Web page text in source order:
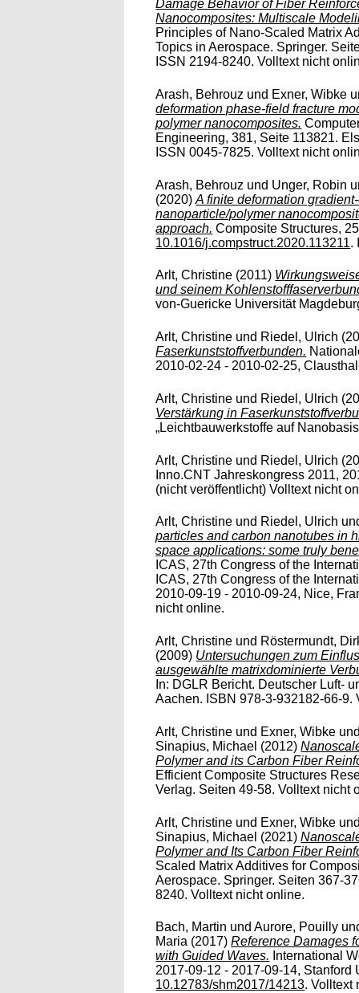
Damage Behavior of Fiber
Nanocomposites: Multiscale
Principles of Nano-Scaled Matrix
Topics in Aerospace. Springer.
ISSN 2194-8240. Volltext nicht
Arash, Behrouz und Exner, Wibke
deformation phase-field fracture
polymer nanocomposites.
Engineering, 381, Seite 113821.
ISSN 0045-7825. Volltext nicht
Arash, Behrouz und Unger, Robin
(2020)A finite deformation
nanoparticle/polymer
approach. Composite Structures,
10.1016/j.compstruct.2020.113211.
Arlt, Christine (2011)
und seinem
von-Guericke Universität
Arlt, Christine und Riedel, Ulrich
Faserkunststoffverbunden.
2010-02-24 - 2010-02-25,
Arlt, Christine und Riedel, Ulrich
Verstärkung in
„Leichtbauwerkstoffe auf
Arlt, Christine und Riedel, Ulrich
Inno.CNT Jahreskongress 2011,
(nicht veröffentlicht) Volltext nicht
Arlt, Christine und Riedel, Ulrich
particles and carbon nanotubes in
space applications: some truly
ICAS, 27th Congress of the
ICAS, 27th Congress of the
2010-09-19 - 2010-09-24, Nice,
nicht online.
Arlt, Christine und Röstermundt,
(2009) Untersuchungen zum
ausgewählte matrixdominierte
In: DGLR Bericht. Deutscher Luft-
Aachen. ISBN 978-3-932182-66-9.
Arlt, Christine und Exner, Wibke
Sinapius, Michael (2012)
Polymer and its Carbon Fiber
Efficient Composite Structures
Verlag. Seiten 49-58. Volltext nicht
Arlt, Christine und Exner, Wibke
Sinapius, Michael (2021)
Polymer and Its Carbon Fiber
Scaled Matrix Additives for
Aerospace. Springer. Seiten 367-
8240. Volltext nicht online.
Bach, Martin undAurore, Pouilly
Maria (2017)Reference Damages
with Guided Waves. International
2017-09-12 - 2017-09-14,
10.12783/shm2017/14213. Volltext